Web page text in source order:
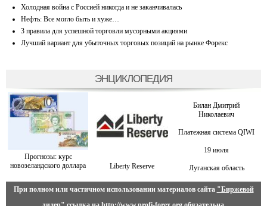
Холодная война с Россией никогда и не заканчивалась
Нефть: Все могло быть и хуже…
3 правила для успешной торговли мусорными акциями
Лучший вариант для убыточных торговых позиций на рынке Форекс
ЭНЦИКЛОПЕДИЯ
Прогнозы: курс
новозеландского доллара
Liberty Reserve
Билан Дмитрий
Николаевич
Платежная система QIWI
19 июля
Луганская область
При полном или частичном использовании материалов сайта "Биржевой